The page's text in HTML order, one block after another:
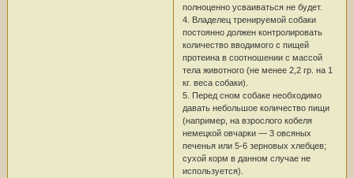
полноценно усваиваться не будет.
4. Владелец тренируемой собаки
постоянно должен контролировать
количество вводимого с пищей
протеина в соотношении с массой
тела животного (не менее 2,2 гр. на 1
кг. веса собаки).
5. Перед сном собаке необходимо
давать небольшое количество пищи
(например, на взрослого кобеля
немецкой овчарки — 3 овсяных
печенья или 5-6 зерновых хлебцев;
сухой корм в данном случае не
используется).